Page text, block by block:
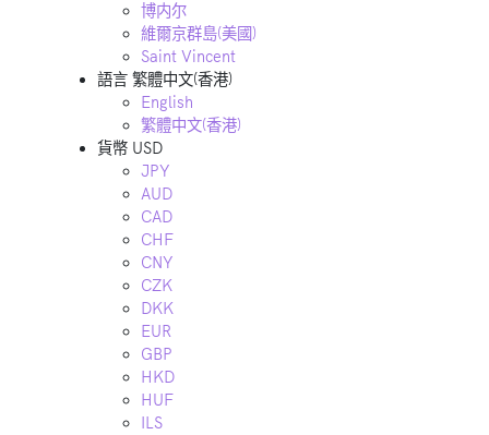
博内尔
維爾京群島(美國)
Saint Vincent
語言 繁體中文(香港)
English
繁體中文(香港)
貨幣 USD
JPY
AUD
CAD
CHF
CNY
CZK
DKK
EUR
GBP
HKD
HUF
ILS